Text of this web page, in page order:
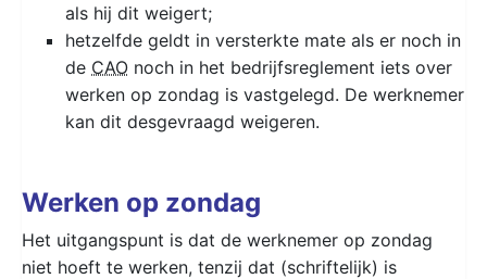
als hij dit weigert;
hetzelfde geldt in versterkte mate als er noch in
de CAO noch in het bedrijfsreglement iets over
werken op zondag is vastgelegd. De werknemer
kan dit desgevraagd weigeren.
Werken op zondag
Het uitgangspunt is dat de werknemer op zondag
niet hoeft te werken, tenzij dat (schriftelijk) is